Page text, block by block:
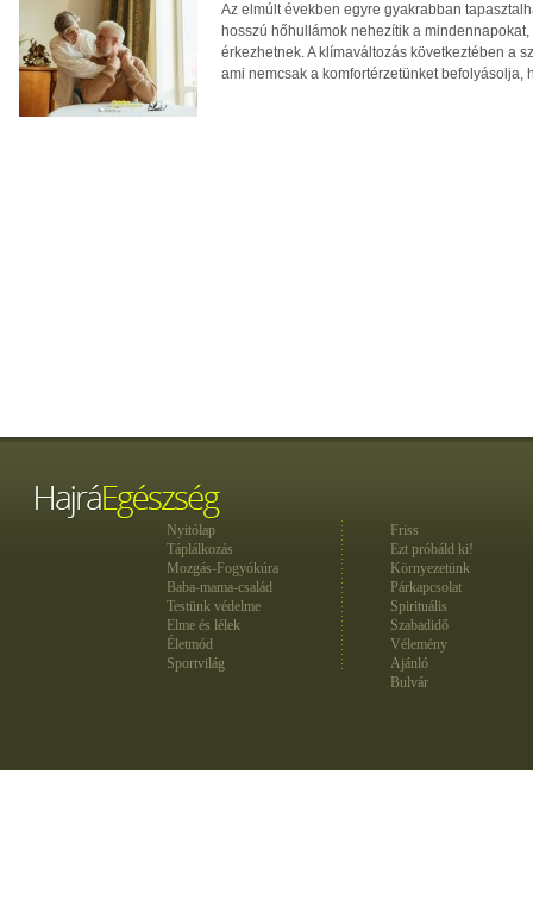
Az elmúlt években egyre gyakrabban
hosszú hőhullámok nehezítik a
érkezhetnek. A klímaváltozás következtében a
ami nemcsak a komfortérzetünket
Nyitólap
Táplálkozás
Mozgás-Fogyókúra
Baba-mama-család
Testünk védelme
Elme és lélek
Életmód
Sportvilág
Friss
Ezt próbáld ki!
Környezetünk
Párkapcsolat
Spirituális
Szabadidő
Vélemény
Ajánló
Bulvár